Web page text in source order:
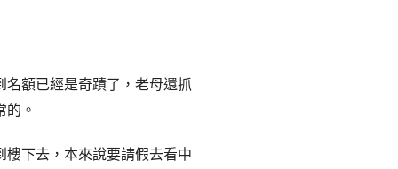
額已經是奇蹟了，老母還抓
。
下去，本來說要請假去看中